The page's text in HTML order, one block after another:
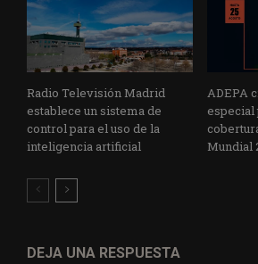
Radio Televisión Madrid
establece un sistema de
control para el uso de la
inteligencia artificial
ADEPA
especial
Mundial
DEJA UNA RESPUESTA